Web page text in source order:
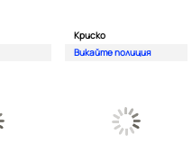
Криско
Викайте полиция